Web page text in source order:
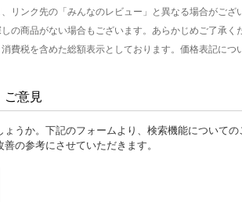
リンク先の「みんなのレビュー」と異なる場合がござ
の商品がない場合もございます。あらかじめご了承
費税を含めた総額表示としております。価格表記につ
ご意見
うか。下記のフォームより、検索機能についての
の参考にさせていただきます。